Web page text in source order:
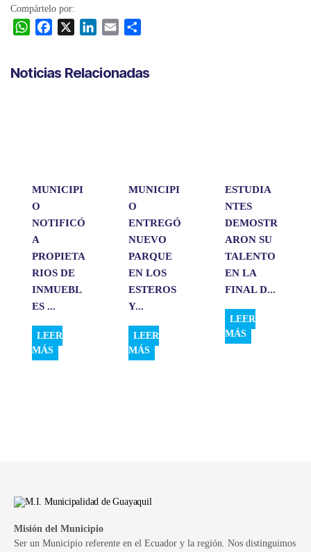
Compártelo por:
W
t
e
k
i
p
Noticias Relacionadas
MUNICIPI
O
NOTIFICÓ
A
PROPIETA
RIOS DE
INMUEBL
ES ...
LEER
MÁS
MUNICIPI
O
ENTREGÓ
NUEVO
PARQUE
EN LOS
ESTEROS
Y...
LEER
MÁS
ESTUDIA
NTES
DEMOSTR
ARON SU
TALENTO
EN LA
FINAL D...
LEER
MÁS
Misión del Municipio
Ser un Municipio referente en el Ecuador y la región. Nos distinguimos